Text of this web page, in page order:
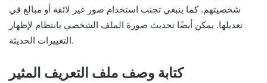
شخصيتهم. كما ينبغي تجنب استخدام صور غير لائقة أو مبالغ في
تعديلها. يمكن أيضًا تحديث صورة الملف الشخصي بانتظام لإظهار
التغييرات الحديثة.
كتابة وصف ملف التعريف المثير